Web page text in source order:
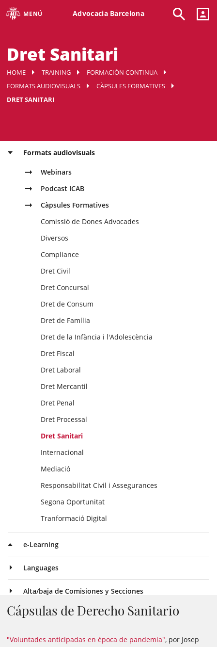
MENÚ Advocacia Barcelona
Dret Sanitari
HOME TRAINING
FORMACIÓN CONTINUA
FORMATS AUDIOVISUALS
CÀPSULES FORMATIVES
DRET SANITARI
Formats audiovisuals
Webinars
Podcast ICAB
Càpsules Formatives
Comissió de Dones Advocades
Diversos
Compliance
Dret Civil
Dret Concursal
Dret de Consum
Dret de Família
Dret de la Infància i l'Adolescència
Dret Fiscal
Dret Laboral
Dret Mercantil
Dret Penal
Dret Processal
Dret Sanitari
Internacional
Mediació
Responsabilitat Civil i Assegurances
Segona Oportunitat
Tranformació Digital
e-Learning
Languages
Alta/baja de Comisiones y Secciones
Cápsulas de Derecho Sanitario
"Voluntades anticipadas en época de pandemia", por Josep